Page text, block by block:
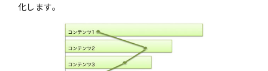
化します。